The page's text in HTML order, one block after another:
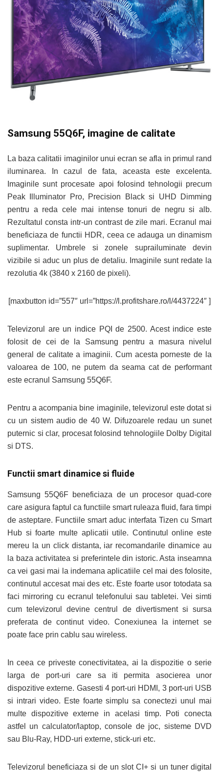
Samsung 55Q6F, imagine de calitate
La baza calitatii imaginilor unui ecran se afla in primul rand
iluminarea. In cazul de fata, aceasta este excelenta.
Imaginile sunt procesate apoi folosind tehnologii precum
Peak Illuminator Pro, Precision Black si UHD Dimming
pentru a reda cele mai intense tonuri de negru si alb.
Rezultatul consta intr-un contrast de zile mari. Ecranul mai
beneficiaza de functii HDR, ceea ce adauga un dinamism
suplimentar. Umbrele si zonele suprailuminate devin
vizibile si aduc un plus de detaliu. Imaginile sunt redate la
rezolutia 4k (3840 x 2160 de pixeli).
[maxbutton id=”557″ url=”https://l.profitshare.ro/l/4437224″ ]
Televizorul are un indice PQI de 2500. Acest indice este
folosit de cei de la Samsung pentru a masura nivelul
general de calitate a imaginii. Cum acesta porneste de la
valoarea de 100, ne putem da seama cat de performant
este ecranul Samsung 55Q6F.
Pentru a acompania bine imaginile, televizorul este dotat si
cu un sistem audio de 40 W. Difuzoarele redau un sunet
puternic si clar, procesat folosind tehnologiile Dolby Digital
si DTS.
Functii smart dinamice si fluide
Samsung 55Q6F beneficiaza de un procesor quad-core
care asigura faptul ca functiile smart ruleaza fluid, fara timpi
de asteptare. Functiile smart aduc interfata Tizen cu Smart
Hub si foarte multe aplicatii utile. Continutul online este
mereu la un click distanta, iar recomandarile dinamice au
la baza activitatea si preferintele din istoric. Asta inseamna
ca vei gasi mai la indemana aplicatiile cel mai des folosite,
continutul accesat mai des etc. Este foarte usor totodata sa
faci mirroring cu ecranul telefonului sau tabletei. Vei simti
cum televizorul devine centrul de divertisment si sursa
preferata de continut video. Conexiunea la internet se
poate face prin cablu sau wireless.
In ceea ce priveste conectivitatea, ai la dispozitie o serie
larga de port-uri care sa iti permita asocierea unor
dispozitive externe. Gasesti 4 port-uri HDMI, 3 port-uri USB
si intrari video. Este foarte simplu sa conectezi unul mai
multe dispozitive externe in acelasi timp. Poti conecta
astfel un calculator/laptop, console de joc, sisteme DVD
sau Blu-Ray, HDD-uri externe, stick-uri etc.
Televizorul beneficiaza si de un slot CI+ si un tuner digital